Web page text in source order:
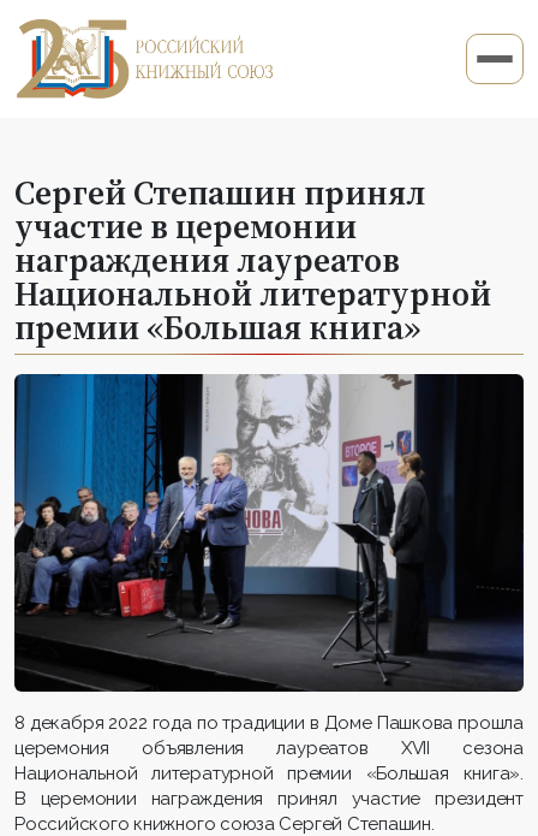
Сергей Степашин принял
участие в церемонии
награждения лауреатов
Национальной литературной
премии «Большая книга»
8 декабря 2022 года по традиции в Доме Пашкова прошла
церемония объявления лауреатов XVII сезона
Национальной литературной премии «Большая книга».
В церемонии награждения принял участие президент
Российского книжного союза Сергей Степашин.